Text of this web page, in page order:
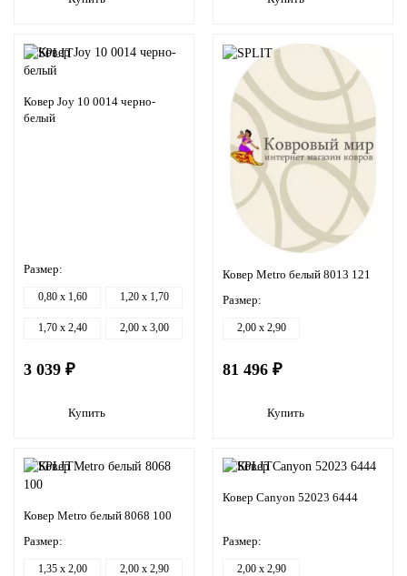
Ковер Joy 10 0014 черно-
белый
Размер:
0,80 x 1,60 1,20 x 1,70
1,70 x 2,40 2,00 x 3,00
3 039 ₽
Купить
Ковер Metro белый 8013 121
Размер:
2,00 x 2,90
81 496 ₽
Купить
Ковер Metro белый 8068 100
Размер:
1,35 x 2,00 2,00 x 2,90
Ковер Canyon 52023 6444
Размер:
2,00 x 2,90